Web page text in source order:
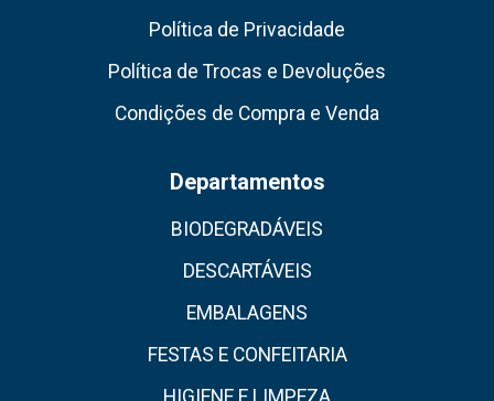
Política de Privacidade
Política de Trocas e Devoluções
Condições de Compra e Venda
Departamentos
BIODEGRADÁVEIS
DESCARTÁVEIS
EMBALAGENS
FESTAS E CONFEITARIA
HIGIENE E LIMPEZA